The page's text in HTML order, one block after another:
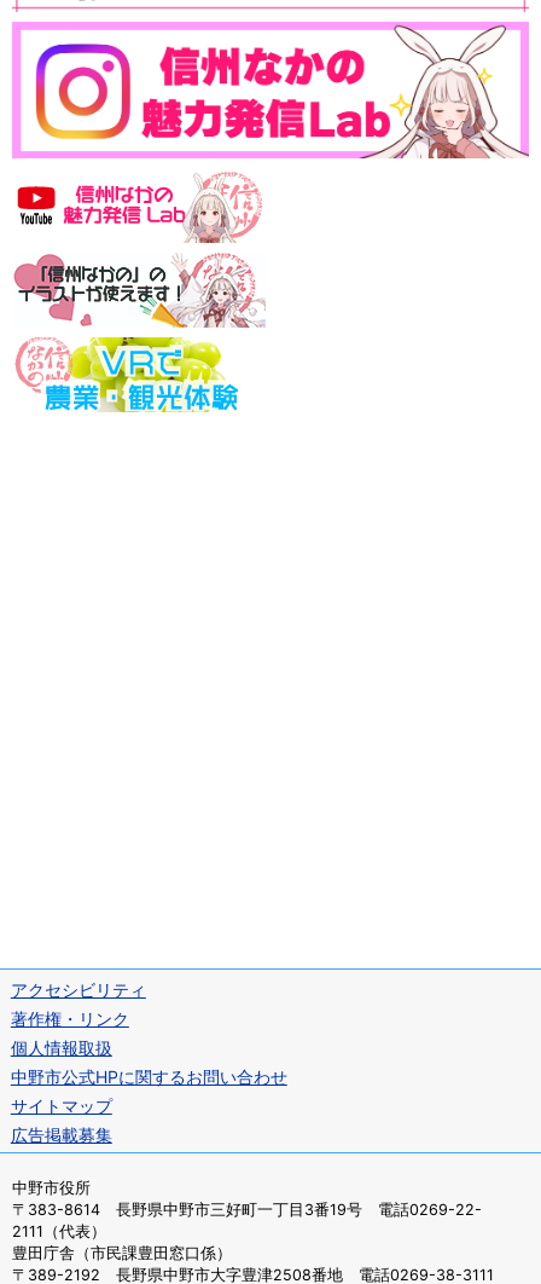
アクセシビリティ
著作権・リンク
個人情報取扱
中野市公式HPに関するお問い合わせ
サイトマップ
広告掲載募集
中野市役所
〒383-8614 長野県中野市三好町一丁目3番19号 電話0269-22-
2111（代表）
豊田庁舎（市民課豊田窓口係）
〒389-2192 長野県中野市大字豊津2508番地 電話0269-38-3111